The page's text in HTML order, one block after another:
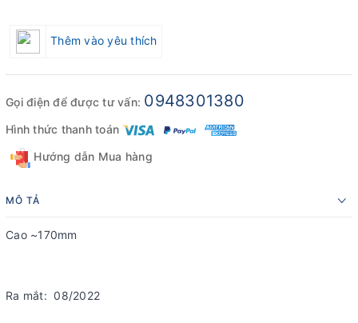
Thêm vào yêu thích
Gọi điện để được tư vấn: 0948301380
Hình thức thanh toán
Hướng dẫn Mua hàng
MÔ TẢ
Cao ~170mm
Ra mắt: 08/2022